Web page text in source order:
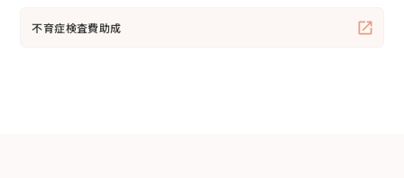
不育症検査費助成